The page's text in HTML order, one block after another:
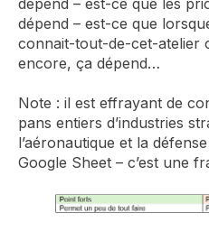
dépend – est-ce que
connait-tout-de-cet-atelier
encore, ça dépend…
Note : il est effrayant de
pans entiers d’industries
l’aéronautique et la
Google Sheet – c’est une